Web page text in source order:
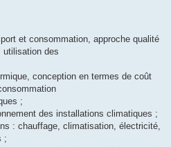
et consommation, approche qualité
utilisation des
conception en termes de coût
;
des installations climatiques ;
: chauffage, climatisation, électricité,
;